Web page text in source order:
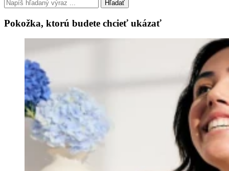
Hľadať
Pokožka, ktorú budete chcieť ukázať